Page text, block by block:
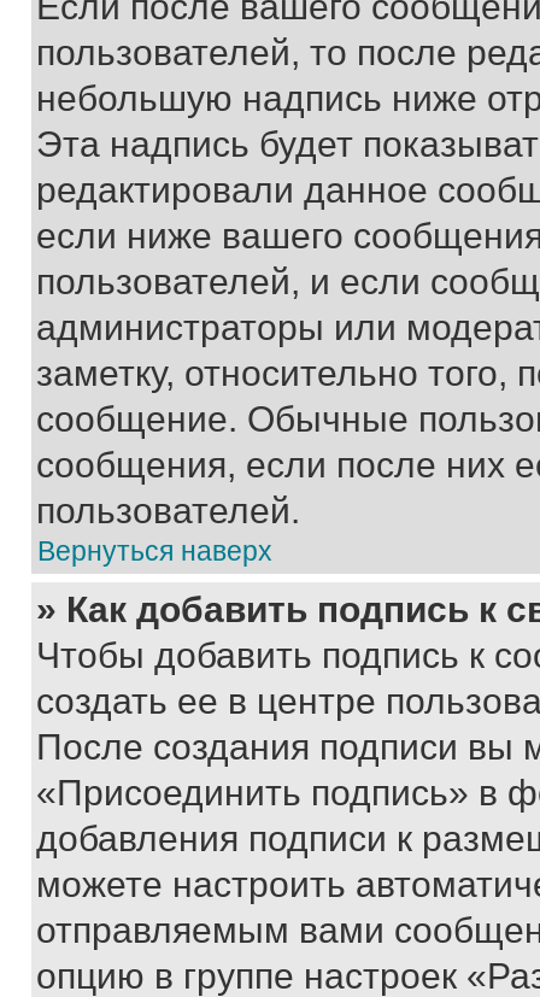
пользователей, то после
небольшую надпись ниже
Эта надпись будет
редактировали данное
если ниже вашего
пользователей, и если
администраторы или
заметку, относительно
сообщение. Обычные
сообщения, если после них
пользователей.
Вернуться наверх
» Как добавить подпись к
Чтобы добавить подпись к
создать ее в центре
После создания подписи вы
«Присоединить подпись» в
добавления подписи к
можете настроить
отправляемым вами
опцию в группе настроек